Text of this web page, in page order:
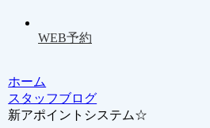
WEB予約
ホーム
スタッフブログ
新アポイントシステム☆